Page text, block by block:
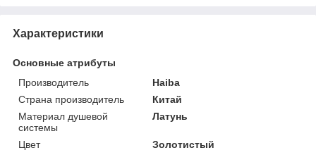
Характеристики
Основные атрибуты
Производитель
Haiba
Страна производитель
Китай
Материал душевой
системы
Латунь
Цвет
Золотистый